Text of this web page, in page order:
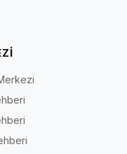
doğru tarzı bir arada
bağlantıları